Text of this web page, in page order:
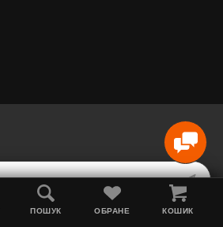
ПОШУК ОБРАНЕ КОШИК